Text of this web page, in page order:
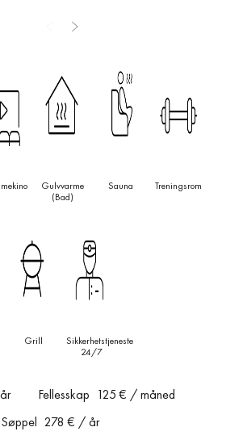
Gulvvarme
(bad)
Sauna Treningsrom
Grill
Sikkerhetstjeneste
24/7
Fellesskap 125 € / måned
Søppel 278 € / år